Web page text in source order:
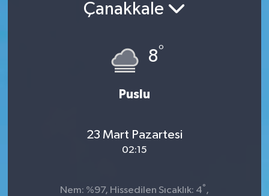
Çanakkale
8°
Puslu
23 Mart Pazartesi
02:15
Nem: %97, Hissedilen Sıcaklık: 4° ,